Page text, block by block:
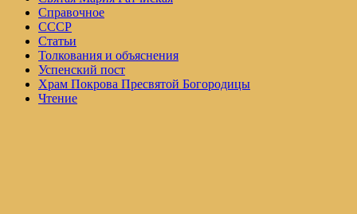
Справочное
СССР
Статьи
Толкования и объяснения
Успенский пост
Храм Покрова Пресвятой Богородицы
Чтение